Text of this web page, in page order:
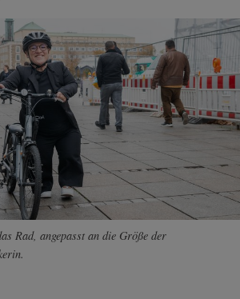
Rad, angepasst an die Größe der